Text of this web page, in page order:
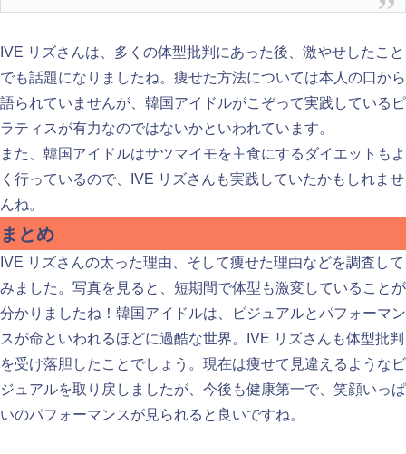
IVE リズさんは、多くの体型批判にあった後、激やせしたこと
でも話題になりましたね。痩せた方法については本人の口から
語られていませんが、韓国アイドルがこぞって実践しているピ
ラティスが有力なのではないかといわれています。
また、韓国アイドルはサツマイモを主食にするダイエットもよ
く行っているので、IVE リズさんも実践していたかもしれませ
んね。
まとめ
IVE リズさんの太った理由、そして痩せた理由などを調査して
みました。写真を見ると、短期間で体型も激変していることが
分かりましたね！韓国アイドルは、ビジュアルとパフォーマン
スが命といわれるほどに過酷な世界。IVE リズさんも体型批判
を受け落胆したことでしょう。現在は痩せて見違えるようなビ
ジュアルを取り戻しましたが、今後も健康第一で、笑顔いっぱ
いのパフォーマンスが見られると良いですね。